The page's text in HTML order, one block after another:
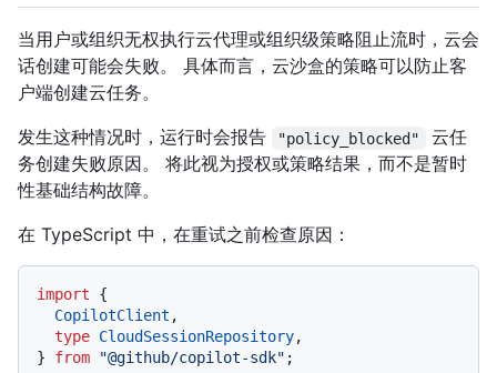
当用户或组织无权执行云代理或组织级策略阻止流时，云会
话创建可能会失败。 具体而言，云沙盒的策略可以防止客
户端创建云任务。
发生这种情况时，运行时会报告
"policy_blocked"
云任
务创建失败原因。 将此视为授权或策略结果，而不是暂时
性基础结构故障。
在 TypeScript 中，在重试之前检查原因：
import {
CopilotClient ,
type CloudSessionRepository,
} from "@github/copilot-sdk" ;